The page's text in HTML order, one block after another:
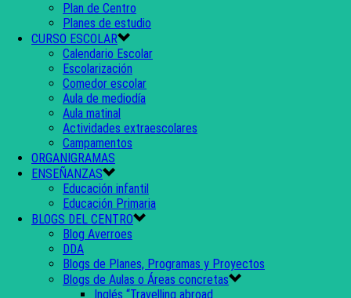
Plan de Centro
Planes de estudio
CURSO ESCOLAR
Calendario Escolar
Escolarización
Comedor escolar
Aula de mediodía
Aula matinal
Actividades extraescolares
Campamentos
ORGANIGRAMAS
ENSEÑANZAS
Educación infantil
Educación Primaria
BLOGS DEL CENTRO
Blog Averroes
DDA
Blogs de Planes, Programas y Proyectos
Blogs de Aulas o Áreas concretas
Inglés “Travelling abroad